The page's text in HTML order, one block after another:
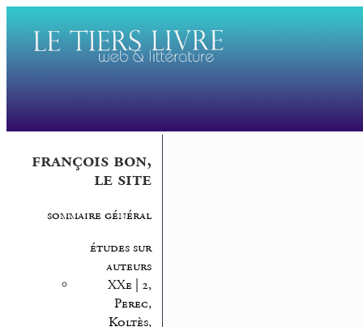
françois bon,
le site
sommaire général
études sur
auteurs
XXe | 2,
Perec,
Koltès,